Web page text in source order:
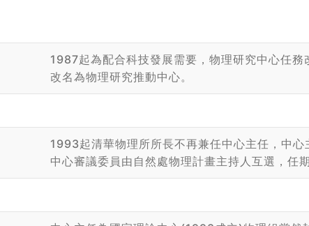
1987起為配合科技發展需要，物理研究中心任務
改名為物理研究推動中心。
1993起清華物理所所長不再兼任中心主任，中
中心審議委員由自然處物理計畫主持人互選，任